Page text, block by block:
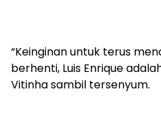
“Keinginan untuk terus
berhenti, Luis Enrique
Vitinha sambil tersenyum.